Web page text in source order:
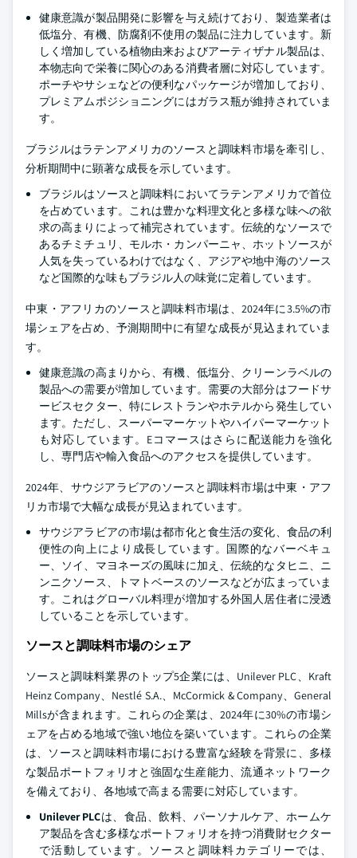
健康意識が製品開発に影響を与え続けており、製造業者は
低塩分、有機、防腐剤不使用の製品に注力しています。新
しく増加している植物由来およびアーティザナル製品は、
本物志向で栄養に関心のある消費者層に対応しています。
ポーチやサシェなどの便利なパッケージが増加しており、
プレミアムポジショニングにはガラス瓶が維持されていま
す。
ブラジルはラテンアメリカのソースと調味料市場を牽引し、
分析期間中に顕著な成長を示しています。
ブラジルはソースと調味料においてラテンアメリカで首位
を占めています。これは豊かな料理文化と多様な味への欲
求の高まりによって補完されています。伝統的なソースで
あるチミチュリ、モルホ・カンパーニャ、ホットソースが
人気を失っているわけではなく、アジアや地中海のソース
など国際的な味もブラジル人の味覚に定着しています。
中東・アフリカのソースと調味料市場は、2024年に3.5%の市
場シェアを占め、予測期間中に有望な成長が見込まれていま
す。
健康意識の高まりから、有機、低塩分、クリーンラベルの
製品への需要が増加しています。需要の大部分はフードサ
ービスセクター、特にレストランやホテルから発生してい
ます。ただし、スーパーマーケットやハイパーマーケット
も対応しています。Eコマースはさらに配送能力を強化
し、専門店や輸入食品へのアクセスを提供しています。
2024年、サウジアラビアのソースと調味料市場は中東・アフ
リカ市場で大幅な成長が見込まれています。
サウジアラビアの市場は都市化と食生活の変化、食品の利
便性の向上により成長しています。国際的なバーベキュ
ー、ソイ、マヨネーズの風味に加え、伝統的なタヒニ、ニ
ンニクソース、トマトベースのソースなどが広まっていま
す。これはグローバル料理が増加する外国人居住者に浸透
していることを示しています。
ソースと調味料市場のシェア
ソースと調味料業界のトップ5企業には、Unilever PLC、Kraft
Heinz Company、Nestlé S.A.、McCormick & Company、General
Millsが含まれます。これらの企業は、2024年に30%の市場シ
ェアを占める地域で強い地位を築いています。これらの企業
は、ソースと調味料市場における豊富な経験を背景に、多様
な製品ポートフォリオと強固な生産能力、流通ネットワーク
を備えており、各地域で高まる需要に対応しています。
Unilever PLCは、食品、飲料、パーソナルケア、ホームケ
ア製品を含む多様なポートフォリオを持つ消費財セクター
で活動しています。ソースと調味料カテゴリーでは、